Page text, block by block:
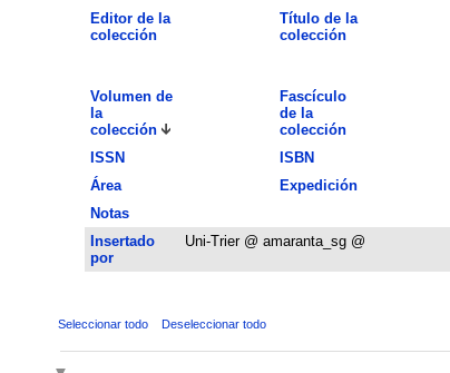
Editor de la
colección
Título de la
colección
Volumen de
la
colección
Fascículo
de la
colección
ISSN ISBN
Área
Expedición
Notas
Insertado
por
Uni-Trier @ amaranta_sg @
Seleccionar todo Deseleccionar todo